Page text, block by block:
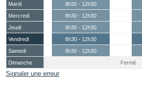
Mardi
8h30 - 12h30
Mercredi
8h30 - 12h30
Jeudi
8h30 - 12h30
Vendredi
8h30 - 12h30
Samedi
8h30 - 12h30
Dimanche
Fermé
Signaler une erreur